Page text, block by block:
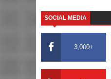
SOCIAL MEDIA
3,000+